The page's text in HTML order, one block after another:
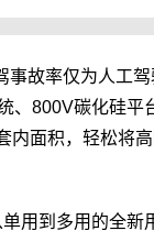
故率仅为人工
、800V碳化硅平
面积，轻松将
用到多用的全新